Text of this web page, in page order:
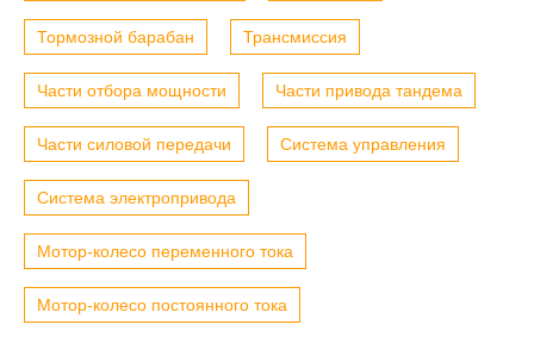
Тормозной барабан Трансмиссия
Части отбора мощности Части привода тандема
Части силовой передачи Система управления
Система электропривода
Мотор-колесо переменного тока
Мотор-колесо постоянного тока